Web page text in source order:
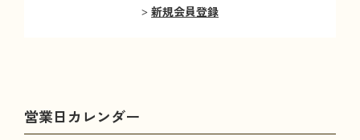
新規会員登録